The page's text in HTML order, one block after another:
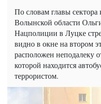
По словам главы
Волынской области
Нацполиции в Луцке
видно в окне на втором
расположен неподалеку
которой находится
террористом.